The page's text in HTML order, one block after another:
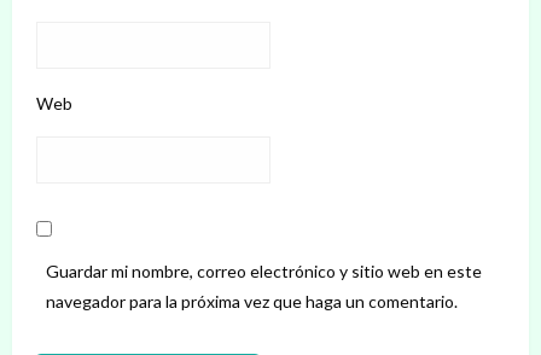
Web
Guardar mi nombre, correo electrónico y sitio web en este
navegador para la próxima vez que haga un comentario.